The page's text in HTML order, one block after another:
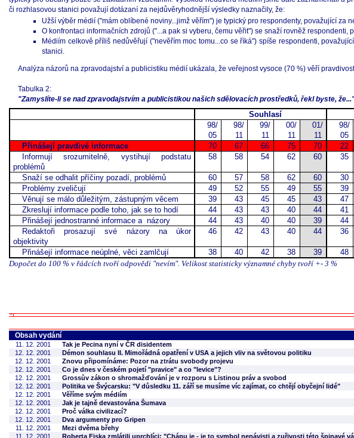
či rozhlasovou stanici považují dotázaní za nejdůvěryhodnější výsledky naznačily, že:
Užší výběr médií ("mám oblíbené noviny...jimž věřím") je typický pro respondenty, považující
O konfrontaci informačních zdrojů ("...a pak si vyberu, čemu věřit") se snaží rovněž
Médiím celkově příliš nedůvěřují ("nevěřím moc tomu...co se říká") spíše respondenti,
stanici.
Analýza názorů na zpravodajství a publicistiku médií ukázala, že veřejnost vysoce (70 %) věří
Tabulka 2:
"Zamyslíte-li se nad zpravodajstvím a publicistikou našich sdělovacích prostředků, řekl byste,
Souhlasí
98/
05
98/
11
99/
11
00/
11
01/
11
98/
05
Přinášejí pravdivé informace
70 67 66 75 70 22
Informují srozumitelně, vystihují podstatu
problémů
58 58 54 62 60 35
Snaží se odhalit příčiny pozadí, problémů 60 57 58 62 60 30
Problémy zveličují
49 52 55 49 55 39
Věnují se málo důležitým, zástupným věcem
39 43 45 45 43 47
Zkreslují informace podle toho, jak se to hodí
44 43 43 40 44 41
Přinášejí jednostranné informace a názory 44 43 40 40 39 44
Redaktoři prosazují své názory na úkor
objektivity
46 42 43 40 44 36
Přinášejí informace neúplné, věci zamlčují 38 40 42 38 39 48
Dopočet do 100 % v řádcích tvoří odpovědi "nevím". Velikost statisticky významné chyby tvoří +- 3 %
Obsah vydání
11. 12. 2001 Tak je Pecina nyní v ČR disidentem
12. 12. 2001
Démon souhlasu II. Mimořádná opatření v USA a jejich vliv na světovou politiku
12. 12. 2001
Znovu připomínáme: Pozor na ztrátu svobody projevu
12. 12. 2001
Co je dnes v českém pojetí "pravice" a co "levice"?
12. 12. 2001
Grossův zákon o shromažďování je v rozporu s Listinou práv a svobod
12. 12. 2001
Politika ve Švýcarsku: "V důsledku 11. září se musíme víc zajímat, co chtějí obyčejní lidé"
12. 12. 2001
Věříme svým médiím
12. 12. 2001
Jak je tajně devastována Šumava
12. 12. 2001
Proč válka civilizací?
12. 12. 2001
Dva argumenty pro Gripen
11. 12. 2001
Mezi dvěma břehy
11. 12. 2001
Roberta Fiska zmlátili uprchlíci: "Chápu je - je to symbol nenávisti a zuřivosti této špinavé